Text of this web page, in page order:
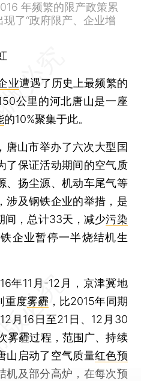
年频繁的限产政策累
了“政府限产、企业增
业遭遇了历史上最频繁的
公里的河北唐山是一座
的10%聚集于此。
山市举办了六次大型国
了保证活动期间的空气质
、扬尘源、机动车尾气等
涉及钢铁企业的举措，是
间，总计33天，减少污染
企业暂停一半烧结机生
11月-12月，京津冀地
重度雾霾 ，比2015年同期
月16日至21日、12月30
雾霾过程，范围广、持续
山启动了空气质量红色预
机及部分高炉，在每次预